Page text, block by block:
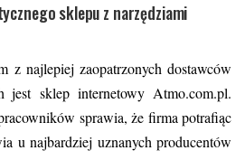
sklepu z narzędziami
z najlepiej zaopatrzonych dostawców
jest sklep internetowy Atmo.com.pl.
sprawia, że firma potrafiąc
u najbardziej uznanych producentów